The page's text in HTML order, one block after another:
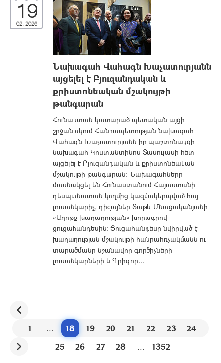
19
02, 2026
Նախագահ Վահագն Խաչատուրյանն
այցելել է Բյուզանդական և
քրիստոնեական մշակույթի
թանգարան
Հունաստան կատարած պետական այցի
շրջանակում Հանրապետության նախագահ
Վահագն Խաչատուրյանն իր պաշտոնակցի
նախագահ Կոստանտինոս Տասուլասի հետ
այցելել է Բյուզանդական և քրիստոնեական
մշակույթի թանգարան։ Նախագահները
մասնակցել են Հունաստանում Հայաստանի
դեսպանատան կողմից կազմակերպված հայ
լուսանկարիչ, դիզայներ Տաթև Մնացականյանի
«Աղոթք խաղաղության» խորագրով
ցուցահանդեսին։ Ցուցահանդեսը նվիրված է
խաղաղության մշակույթի հանրահռչակմանն ու
տարածմանը նշանավոր գործիչների
լուսանկարների և Գրիգոր...
1 ... 18 19 20 21 22 23
24
25
26 27 28 ... 1352